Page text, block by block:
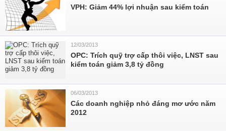
VPH: Giảm 44% lợi nhuận sau kiểm toán
12/03/2013
OPC: Trích quỹ trợ cấp thôi việc, LNST sau
kiểm toán giảm 3,8 tỷ đồng
06/03/2013
Các doanh nghiệp nhỏ đáng mơ ước năm
2012